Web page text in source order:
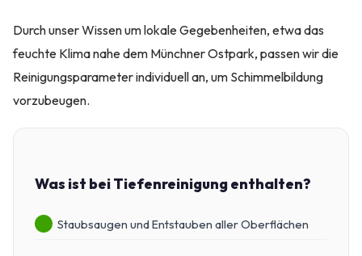
Durch unser Wissen um lokale Gegebenheiten, etwa das
feuchte Klima nahe dem Münchner Ostpark, passen wir die
Reinigungsparameter individuell an, um Schimmelbildung
vorzubeugen.
Was ist bei Tiefenreinigung enthalten?
Staubsaugen und Entstauben aller Oberflächen